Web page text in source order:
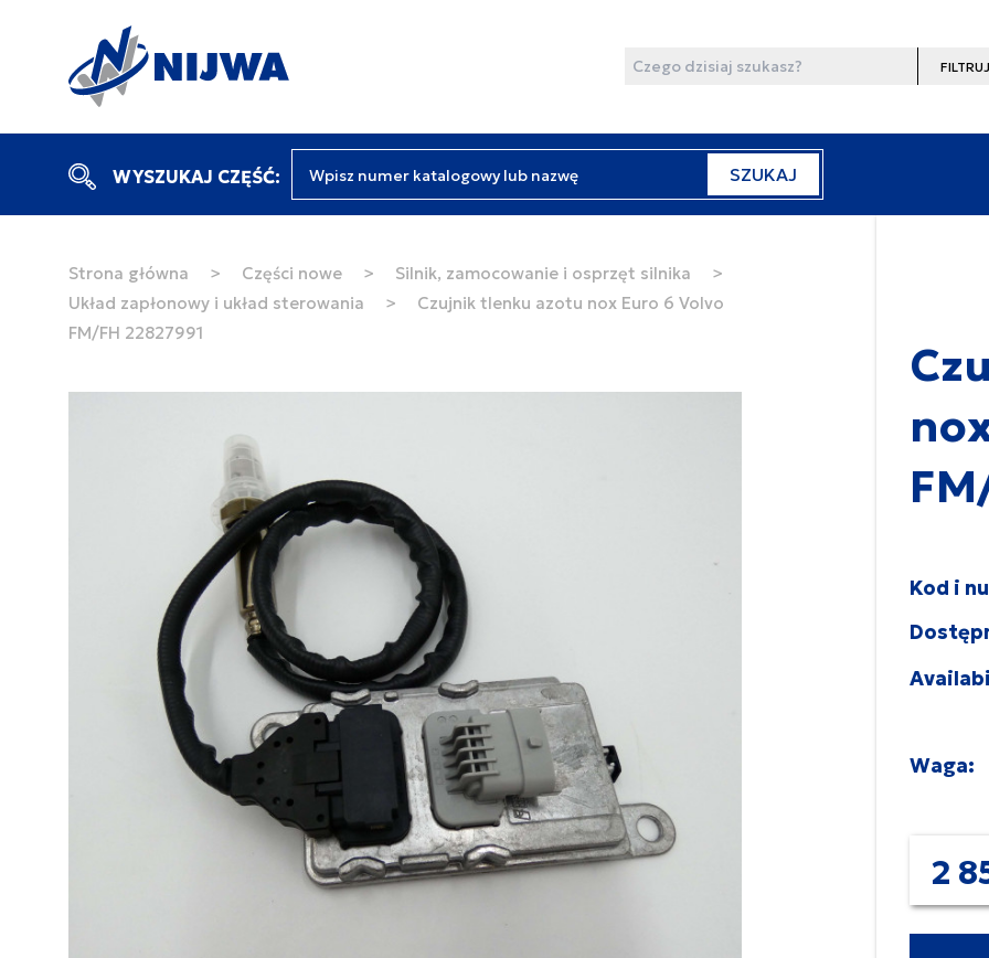
Wyszukaj
Filtruj
WYSZUKAJ CZĘŚĆ: SZUKAJ
Strona główna > Części nowe > Silnik, zamocowanie i osprzęt silnika
>
Układ zapłonowy i układ sterowania
>
Czujnik tlenku azotu nox Euro 6 Volvo
FM/FH 22827991
Kod i
Waga:
2